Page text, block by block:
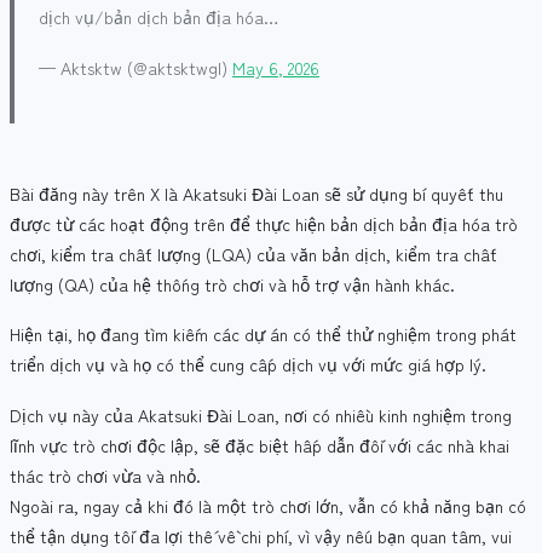
dịch vụ/bản dịch bản địa hóa…
— Aktsktw (@aktsktwgl) May 6, 2026
Bài đăng này trên X là Akatsuki Đài Loan sẽ sử dụng bí quyết thu
được từ các hoạt động trên để thực hiện bản dịch bản địa hóa trò
chơi, kiểm tra chất lượng (LQA) của văn bản dịch, kiểm tra chất
lượng (QA) của hệ thống trò chơi và hỗ trợ vận hành khác.
Hiện tại, họ đang tìm kiếm các dự án có thể thử nghiệm trong phát
triển dịch vụ và họ có thể cung cấp dịch vụ với mức giá hợp lý.
Dịch vụ này của Akatsuki Đài Loan, nơi có nhiều kinh nghiệm trong
lĩnh vực trò chơi độc lập, sẽ đặc biệt hấp dẫn đối với các nhà khai
thác trò chơi vừa và nhỏ.
Ngoài ra, ngay cả khi đó là một trò chơi lớn, vẫn có khả năng bạn có
thể tận dụng tối đa lợi thế về chi phí, vì vậy nếu bạn quan tâm, vui